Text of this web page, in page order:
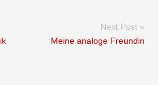
Next Post »
Meine analoge Freundin